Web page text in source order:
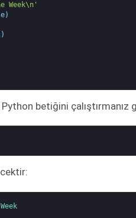
Week\n'
)
)
betiğini çalıştırmanız
Week